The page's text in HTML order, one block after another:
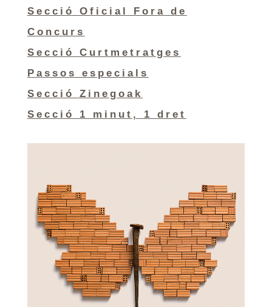
Secció Oficial Fora de
Concurs
Secció Curtmetratges
Passos especials
Secció Zinegoak
Secció 1 minut, 1 dret